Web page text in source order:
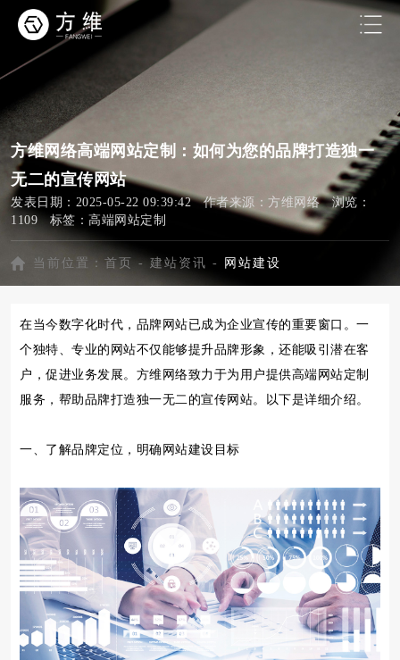
方维网络高端网站定制：如何为您的品牌打造独一
无二的宣传网站
发表日期：2025-05-22 09:39:42 作者来源：方维网络 浏览：
1109 标签： 高端网站定制
当前位置： 首页 - 建站资讯 - 网站建设
在当今数字化时代，品牌网站已成为企业宣传的重要窗口。一
个独特、专业的网站不仅能够提升品牌形象，还能吸引潜在客
户，促进业务发展。方维网络致力于为用户提供高端网站定制
服务，帮助品牌打造独一无二的宣传网站。以下是详细介绍。
一、了解品牌定位，明确网站建设目标